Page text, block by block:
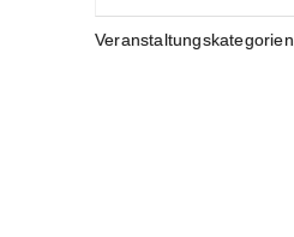
Veranstaltungskategorien